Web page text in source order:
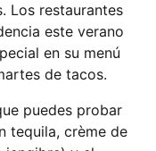
Los restaurantes
este verano
en su menú
de tacos.
puedes probar
tequila, crème de